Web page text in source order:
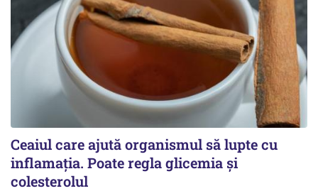
Ceaiul care ajută organismul să lupte cu
inflamația. Poate regla glicemia și
colesterolul